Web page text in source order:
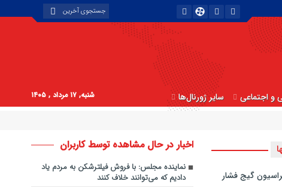
و اجتماعی سایر ژورنال‌ها شنبه, ۱۷ مرداد , ۱۴۰۵
گیج فشار
اخبار در حال مشاهده توسط کاربران
نماینده مجلس: با فروش فیلترشکن به مردم یاد
دادیم که می‌توانند خلاف کنند